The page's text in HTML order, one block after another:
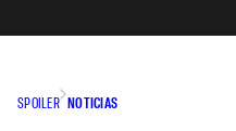
SPOILER NOTICIAS